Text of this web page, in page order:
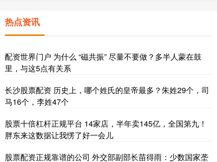
热点资讯
配资世界门户 为什么 “磁共振” 尽量不要做？多半人蒙在鼓
里，与这5点有关系
长沙股票配资 历史上，哪个姓氏的皇帝最多？朱姓29个，司
马16个，李姓47个
股票十倍杠杆正规平台 14家店，半年卖145亿，全国第九！
胖东来这数据让我愣了好一会儿
股票配资正规靠谱的公司 外交部副部长苗得雨：少数国家垄